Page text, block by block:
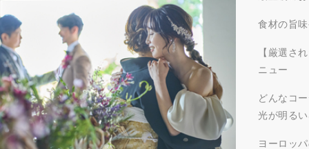
食材の旨
【厳選さ
ニュー
どんなコ
光が明る
ヨーロッ